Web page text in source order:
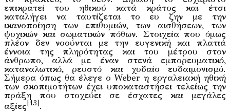
επικρατεί του ηθικού κατά κράτος και έτσι
καταλήγει να ταυτίζεται το ευ ζην με την
ικανοποίηση των επιθυμιών, των αισθήσεων, των
ψυχικών και σωματικών πόθων. Στοιχεία που όμως
πλέον δεν νοούνται με την ευγενική και πλατιά
έννοια της πληρότητας και του μέτρου στον
άνθρωπο, αλλά με έναν στενά εμπορευματικό,
καταναλωτικό, ρευστό και χυδαίο ευδαιμονισμό.
Σήμερα όπως θα έλεγε ο Weber η εργαλειακή ηθική
των σκοπιμοτήτων έχει υποκαταστήσει τελείως την
πράξη που στοχεύει σε έσχατες και μεγάλες
αξίες[13].